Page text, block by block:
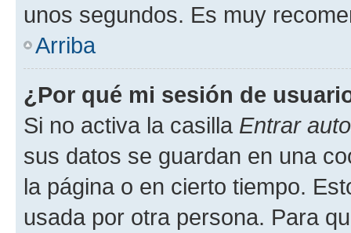
unos segundos. Es muy
Arriba
¿Por qué mi sesión de
Si no activa la casilla Entrar
sus datos se guardan en una
la página o en cierto tiempo.
usada por otra persona. Para